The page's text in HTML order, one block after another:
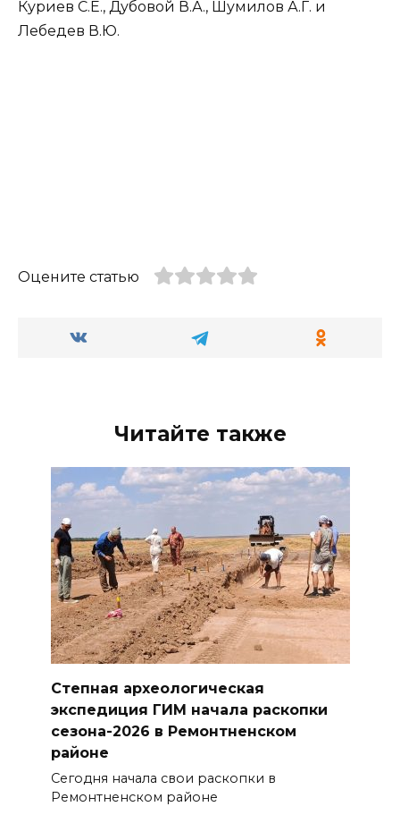
Куриев С.Е., Дубовой В.А., Шумилов А.Г. и
Лебедев В.Ю.
Оцените статью
Читайте также
Степная археологическая
экспедиция ГИМ начала раскопки
сезона-2026 в Ремонтненском
районе
Сегодня начала свои раскопки в
Ремонтненском районе